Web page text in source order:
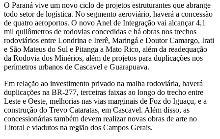
O Paraná vive um novo ciclo de projetos estruturantes que abrange
todo setor de logística. No segmento aeroviário, haverá a concessão
de quatro aeroportos. O novo Anel de Integração vai alcançar 4,1
mil quilômetros de rodovias concedidas e há obras nos trechos
rodoviários entre Londrina e Irerê, Maringá e Doutor Camargo, Irati
e São Mateus do Sul e Pitanga a Mato Rico, além da readequação
da Rodovia dos Minérios, além de projetos para duplicações nos
perímetros urbanos de Cascavel e Guarapuava.
Em relação ao investimento privado na malha rodoviária, haverá
duplicações na BR-277, terceiras faixas ao longo do trecho entre
Leste e Oeste, melhorias nas vias marginais de Foz do Iguaçu, e a
construção do Trevo Cataratas, em Cascavel. Além disso, as
concessionárias também devem realizar novas obras de arte no
Litoral e viadutos na região dos Campos Gerais.